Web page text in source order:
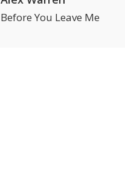
Before You Leave Me